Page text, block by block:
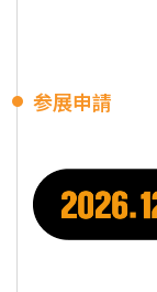
参展申請